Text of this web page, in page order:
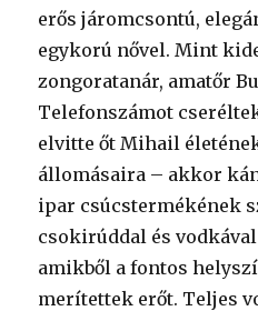
erős járomcsontú,
egykorú nővel. Mint
zongoratanár, amatőr
Telefonszámot
elvitte őt Mihail
állomásaira – akkor
ipar csúcstermékének
csokirúddal és
amikből a fontos
merítettek erőt. Teljes